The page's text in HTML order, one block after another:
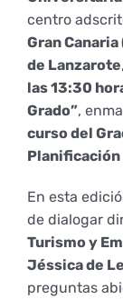
Personal
Renovación
Memoria
Estatuto
Plan
Primer
Edición
Edición
centro
Gran Canaria
de Lanzarote
las 13:30
Grado”,
curso del
En esta
de dialogar
Turismo y
Jéssica de
preguntas